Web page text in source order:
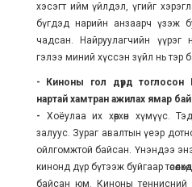
хэсэгт ийм үйлдэл, үгийг
бүгдэд нарийн анзаарч үзэж
чадсан. Найруулагчийн
гэлээ миний хүссэн зүйл нь тэр
- Киноны гол дүрд тоглосон
нартай хамтран ажилах ямар
- Хоёулаа их хөөрхөн хүмүүс.
залуус. Зураг авалтын үеэр
ойлгомжтой байсан. Үнэндээ
кинонд дүр бүтээж буйгаар
байсан юм. Киноны теннисний